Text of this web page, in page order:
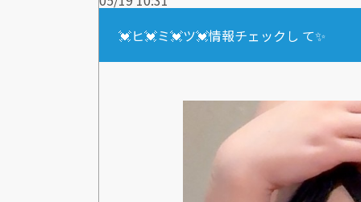
💓ヒ💓ミ💓ツ💓情報チェックし て✨